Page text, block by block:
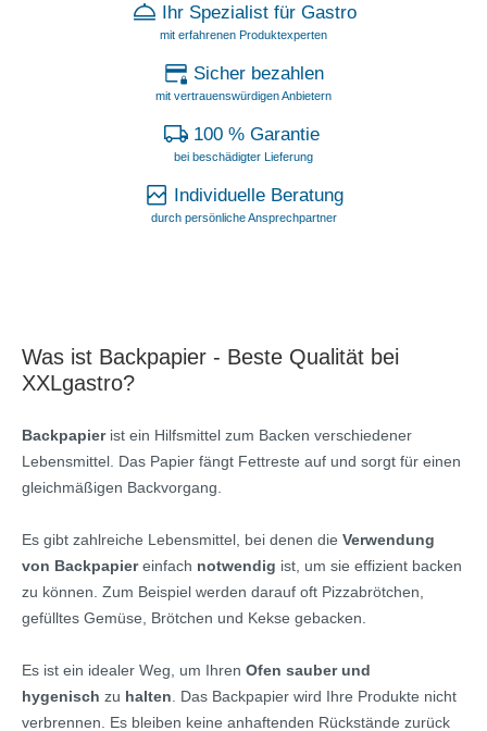
Ihr Spezialist für Gastro
mit erfahrenen Produktexperten
Sicher bezahlen
mit vertrauenswürdigen Anbietern
100 % Garantie
bei beschädigter Lieferung
Individuelle Beratung
durch persönliche Ansprechpartner
Was ist Backpapier - Beste Qualität bei
XXLgastro?
Backpapier ist ein Hilfsmittel zum Backen verschiedener
Lebensmittel. Das Papier fängt Fettreste auf und sorgt für einen
gleichmäßigen Backvorgang.
Es gibt zahlreiche Lebensmittel, bei denen die Verwendung
von Backpapier einfach notwendig ist, um sie effizient backen
zu können. Zum Beispiel werden darauf oft Pizzabrötchen,
gefülltes Gemüse, Brötchen und Kekse gebacken.
Es ist ein idealer Weg, um Ihren Ofen sauber und
hygenisch zu halten . Das Backpapier wird Ihre Produkte nicht
verbrennen. Es bleiben keine anhaftenden Rückstände zurück